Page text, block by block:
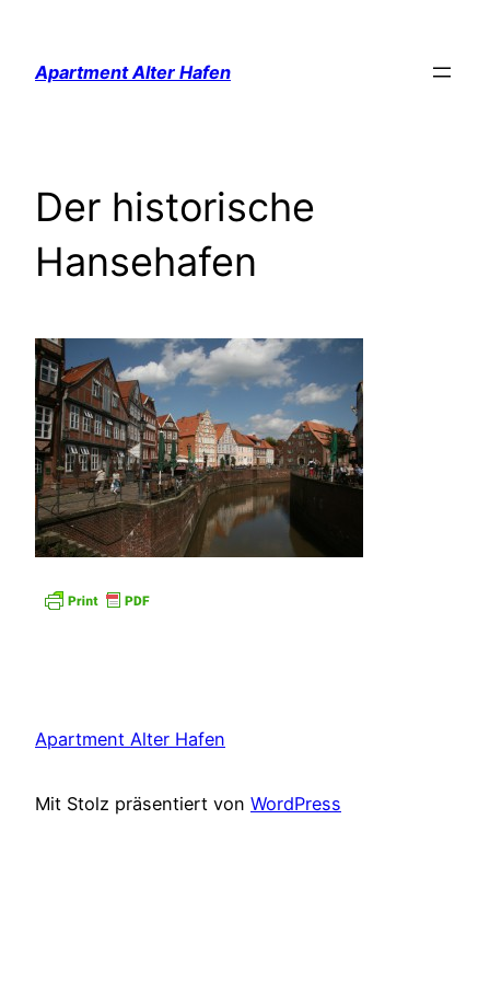
springen
Apartment Alter Hafen
Der historische
Hansehafen
Apartment Alter Hafen
Mit Stolz präsentiert von WordPress